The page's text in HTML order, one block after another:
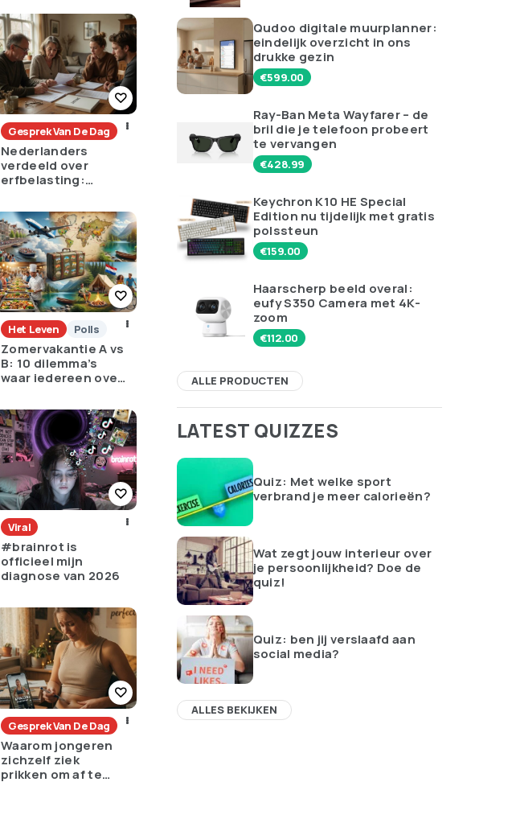
Gesprek Van De Dag
Nederlanders
verdeeld over
erfbelasting:
ongelijkheid of
oneerlijk?
Het Leven Polls
Zomervakantie A vs
B: 10 dilemma’s
waar iedereen over
Viral
#brainrot is
officieel mijn
diagnose van 2026
Gesprek Van De Dag
Waarom jongeren
zichzelf ziek
prikken om af te
Qudoo digitale muurplanner:
eindelijk overzicht in ons
drukke gezin
€599.00
Ray-Ban Meta Wayfarer – de
bril die je telefoon probeert
te vervangen
€428.99
Keychron K10 HE Special
Edition nu tijdelijk met gratis
polssteun
€159.00
Haarscherp beeld overal:
eufy S350 Camera met 4K-
zoom
€112.00
ALLE PRODUCTEN
LATEST QUIZZES
Quiz: Met welke sport
verbrand je meer calorieën?
Wat zegt jouw interieur over
je persoonlijkheid? Doe de
quiz!
Quiz: ben jij verslaafd aan
social media?
ALLES BEKIJKEN